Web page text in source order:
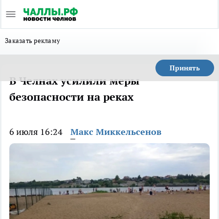
Заказать рекламу
Принять
В Челнах усилили меры
безопасности на реках
6 июля 16:24 Макс Миккельсенов